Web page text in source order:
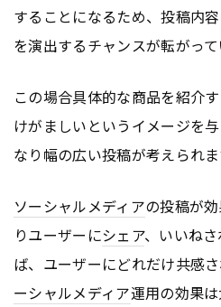
することになるため、投稿内
を演出するチャンスが転がって
この場合具体的な商品を紹介
けがましいというイメージを
なり幅の広い投稿が考えられま
ソーシャルメディアの投稿が
りユーザーにシェア、いいね
ば、ユーザーにどれだけ共感
ーシャルメディア運用の効果は